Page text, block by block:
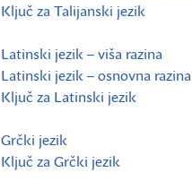
Ključ za Talijanski jezik
Latinski jezik – viša razina
Latinski jezik – osnovna razina
Ključ za Latinski jezik
Grčki jezik
Ključ za Grčki jezik